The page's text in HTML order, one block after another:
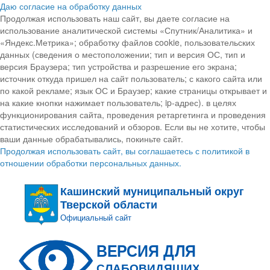
Даю согласие на обработку данных
Продолжая использовать наш сайт, вы даете согласие на
использование аналитической системы «Спутник/Аналитика» и
«Яндекс.Метрика»; обработку файлов cookie, пользовательских
данных (сведения о местоположении; тип и версия ОС, тип и
версия Браузера; тип устройства и разрешение его экрана;
источник откуда пришел на сайт пользователь; с какого сайта или
по какой рекламе; язык ОС и Браузер; какие страницы открывает и
на какие кнопки нажимает пользователь; ip-адрес). в целях
функционирования сайта, проведения ретаргетинга и проведения
статистических исследований и обзоров. Если вы не хотите, чтобы
ваши данные обрабатывались, покиньте сайт.
Продолжая использовать сайт, вы соглашаетесь с политикой в
отношении обработки персональных данных.